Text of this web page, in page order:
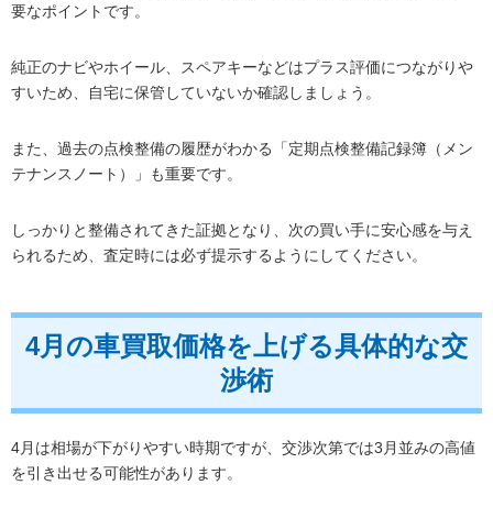
要なポイントです。
純正のナビやホイール、スペアキーなどはプラス評価につながりや
すいため、自宅に保管していないか確認しましょう。
また、過去の点検整備の履歴がわかる「定期点検整備記録簿（メン
テナンスノート）」も重要です。
しっかりと整備されてきた証拠となり、次の買い手に安心感を与え
られるため、査定時には必ず提示するようにしてください。
4月の車買取価格を上げる具体的な交
渉術
4月は相場が下がりやすい時期ですが、交渉次第では3月並みの高値
を引き出せる可能性があります。